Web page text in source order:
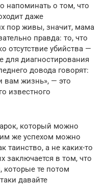
напоминать о том, что
даже
пор живы, значит, мама
правда: то, что
отсутствие убийства —
для диагностирования
довода говорят:
вам жизнь», — это
известного
который можно
же успехом можно
таинство, а не каких-то
заключается в том, что
которые те потом
давайте